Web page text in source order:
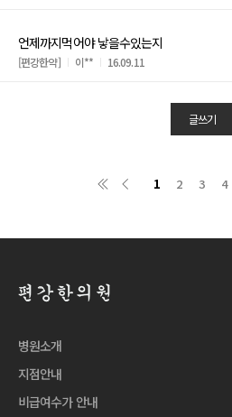
언제까지먹어야 낳을수있는지
[편강한약] 이** 16.09.11
글쓰기
1 2 3 4
병원소개
지점안내
비급여수가 안내